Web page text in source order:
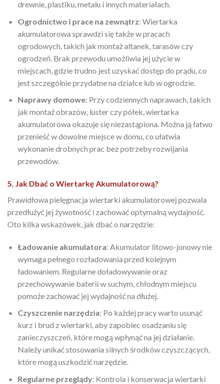
drewnie, plastiku, metalu i innych materiałach.
Ogrodnictwo i prace na zewnątrz: Wiertarka
akumulatorowa sprawdzi się także w pracach
ogrodowych, takich jak montaż altanek, tarasów czy
ogrodzeń. Brak przewodu umożliwia jej użycie w
miejscach, gdzie trudno jest uzyskać dostęp do prądu, co
jest szczególnie przydatne na działce lub w ogrodzie.
Naprawy domowe: Przy codziennych naprawach, takich
jak montaż obrazów, luster czy półek, wiertarka
akumulatorowa okazuje się niezastąpiona. Można ją łatwo
przenieść w dowolne miejsce w domu, co ułatwia
wykonanie drobnych prac bez potrzeby rozwijania
przewodów.
5. Jak Dbać o Wiertarkę Akumulatorową?
Prawidłowa pielęgnacja wiertarki akumulatorowej pozwala
przedłużyć jej żywotność i zachować optymalną wydajność.
Oto kilka wskazówek, jak dbać o narzędzie:
Ładowanie akumulatora: Akumulator litowo-jonowy nie
wymaga pełnego rozładowania przed kolejnym
ładowaniem. Regularne doładowywanie oraz
przechowywanie baterii w suchym, chłodnym miejscu
pomoże zachować jej wydajność na dłużej.
Czyszczenie narzędzia: Po każdej pracy warto usunąć
kurz i brud z wiertarki, aby zapobiec osadzaniu się
zanieczyszczeń, które mogą wpłynąć na jej działanie.
Należy unikać stosowania silnych środków czyszczących,
które mogą uszkodzić narzędzie.
Regularne przeglądy: Kontrola i konserwacja wiertarki